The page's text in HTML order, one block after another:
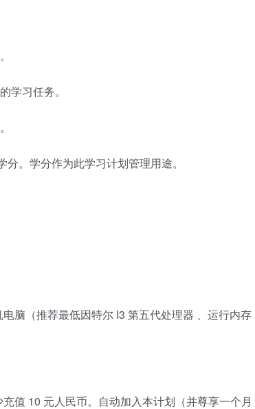
学习任务。
。学分作为此学习计划管理用途。
脑（推荐最低因特尔 I3 第五代处理器 、运行内存
值 10 元人民币。自动加入本计划（并尊享一个月